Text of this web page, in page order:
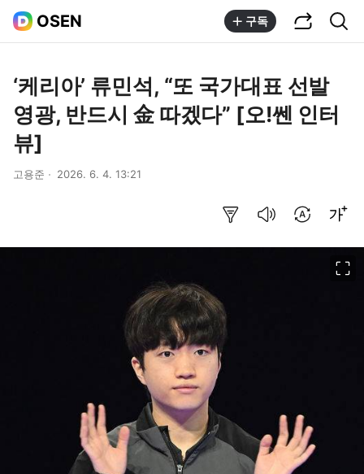
OSEN 구독
‘케리아’ 류민석, “또 국가대표 선발
영광, 반드시 金 따겠다” [오!쎈 인터
뷰]
고용준 2026. 6. 4. 13:21